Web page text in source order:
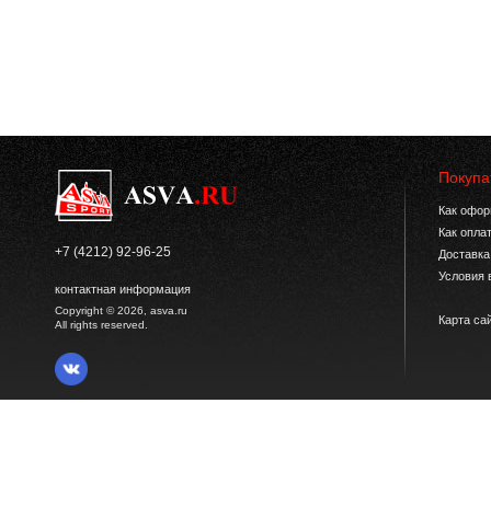
+7 (4212) 92-96-25
контактная информация
Copyright © 2026, asva.ru
All rights reserved.
Как
Как
Условия
Карта